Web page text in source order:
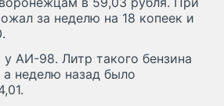
за неделю на 18 копеек и
АИ-98. Литр такого бензина
а неделю назад было